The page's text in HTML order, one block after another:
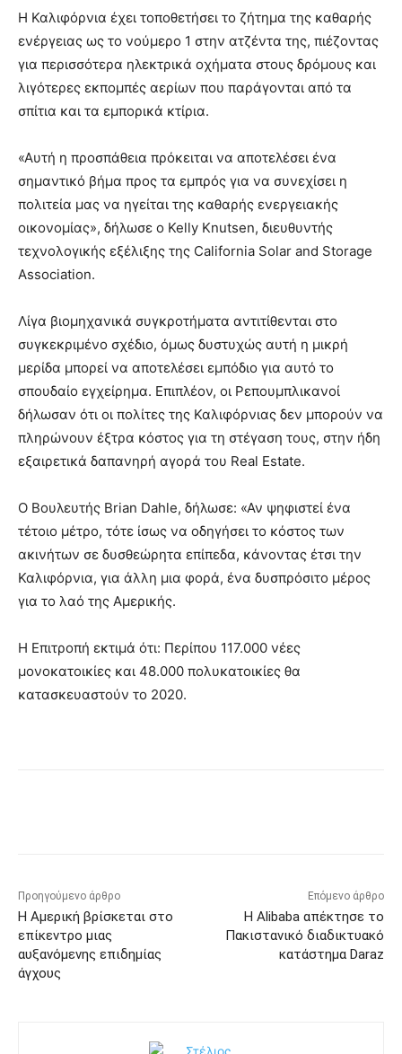
Η Καλιφόρνια έχει τοποθετήσει το ζήτημα της καθαρής
ενέργειας ως το νούμερο 1 στην ατζέντα της, πιέζοντας
για περισσότερα ηλεκτρικά οχήματα στους δρόμους και
λιγότερες εκπομπές αερίων που παράγονται από τα
σπίτια και τα εμπορικά κτίρια.
«Αυτή η προσπάθεια πρόκειται να αποτελέσει ένα
σημαντικό βήμα προς τα εμπρός για να συνεχίσει η
πολιτεία μας να ηγείται της καθαρής ενεργειακής
οικονομίας», δήλωσε ο Kelly Knutsen, διευθυντής
τεχνολογικής εξέλιξης της California Solar and Storage
Association.
Λίγα βιομηχανικά συγκροτήματα αντιτίθενται στο
συγκεκριμένο σχέδιο, όμως δυστυχώς αυτή η μικρή
μερίδα μπορεί να αποτελέσει εμπόδιο για αυτό το
σπουδαίο εγχείρημα. Επιπλέον, οι Ρεπουμπλικανοί
δήλωσαν ότι οι πολίτες της Καλιφόρνιας δεν μπορούν να
πληρώνουν έξτρα κόστος για τη στέγαση τους, στην ήδη
εξαιρετικά δαπανηρή αγορά του Real Estate.
Ο Βουλευτής Brian Dahle, δήλωσε: «Αν ψηφιστεί ένα
τέτοιο μέτρο, τότε ίσως να οδηγήσει το κόστος των
ακινήτων σε δυσθεώρητα επίπεδα, κάνοντας έτσι την
Καλιφόρνια, για άλλη μια φορά, ένα δυσπρόσιτο μέρος
για το λαό της Αμερικής.
H Επιτροπή εκτιμά ότι: Περίπου 117.000 νέες
μονοκατοικίες και 48.000 πολυκατοικίες θα
κατασκευαστούν το 2020.
Προηγούμενο άρθρο
Η Αμερική βρίσκεται στο
επίκεντρο μιας
αυξανόμενης επιδημίας
άγχους
Επόμενο άρθρο
Η Alibaba απέκτησε το
Πακιστανικό διαδικτυακό
κατάστημα Daraz